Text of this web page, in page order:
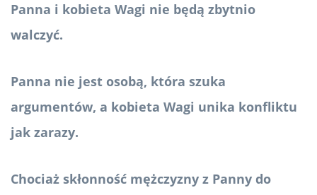
Panna i kobieta Wagi nie będą zbytnio
walczyć.
Panna nie jest osobą, która szuka
argumentów, a kobieta Wagi unika konfliktu
jak zarazy.
Chociaż skłonność mężczyzny z Panny do